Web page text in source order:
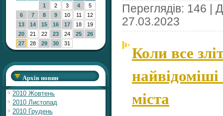
1
2 3 4
5
6
7 8 9 10 11
12
13
14 15 16 17 18
19
20
21 22 23 24 25
26
27
28 29 30 31
Архів новин
2010 Жовтень
2010 Листопад
2010 Грудень
Переглядів: 146 |
27.03.2023
Коли все
найвідоміші
міста